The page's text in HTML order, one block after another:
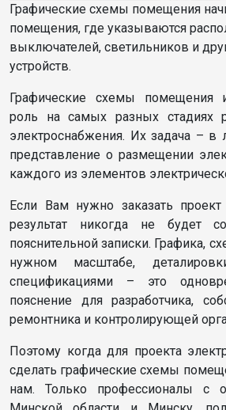
Графические схемы помещения
помещения, где указываются
выключателей, светильников и
устройств.
Графические схемы
роль на самых разных стадиях
электроснабжения. Их задача –
представление о размещении
каждого из элементов
Если Вам нужно заказать проект
результат никогда не будет
пояснительной записки. Графика,
нужном масштабе,
спецификациями – это
пояснение для разработчика,
ремонтника и контролирующей
Поэтому когда для проекта
сделать графические схемы
нам. Только профессионалы с